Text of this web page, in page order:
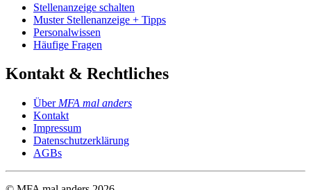
Stellenanzeige schalten
Muster Stellenanzeige + Tipps
Personalwissen
Häufige Fragen
Kontakt & Rechtliches
Über MFA mal anders
Kontakt
Impressum
Datenschutzerklärung
AGBs